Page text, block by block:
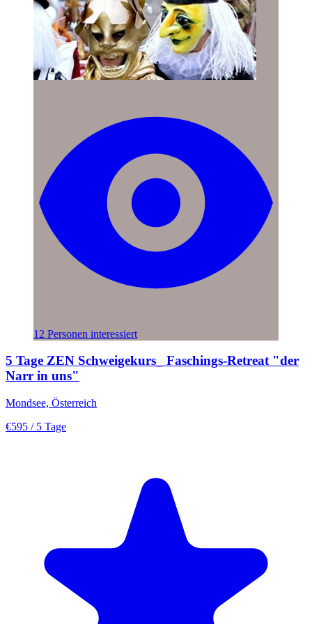
12 Personen interessiert
5 Tage ZEN Schweigekurs_ Faschings-Retreat "der
Narr in uns"
Mondsee, Österreich
€595 / 5 Tage